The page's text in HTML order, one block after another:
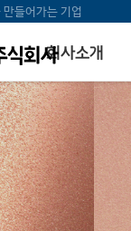
들어가는 기업
회사소개